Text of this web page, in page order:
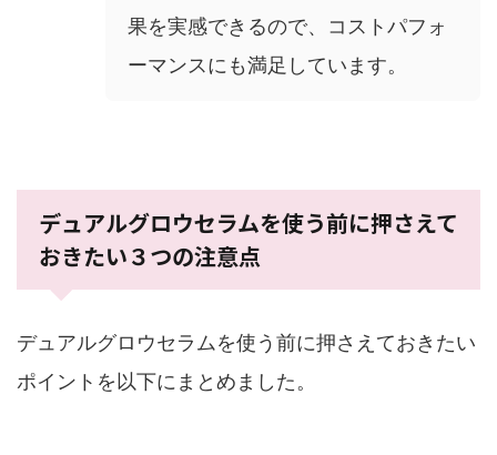
果を実感できるので、コストパフォ
ーマンスにも満足しています。
デュアルグロウセラムを使う前に押さえて
おきたい３つの注意点
デュアルグロウセラムを使う前に押さえておきたい
ポイントを以下にまとめました。